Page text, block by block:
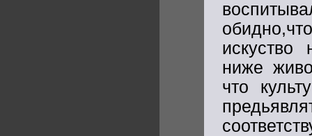
ниже
что